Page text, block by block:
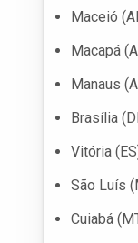
Maceió
Macapá
Manaus
Brasília
Vitória
São Luís
Cuiabá